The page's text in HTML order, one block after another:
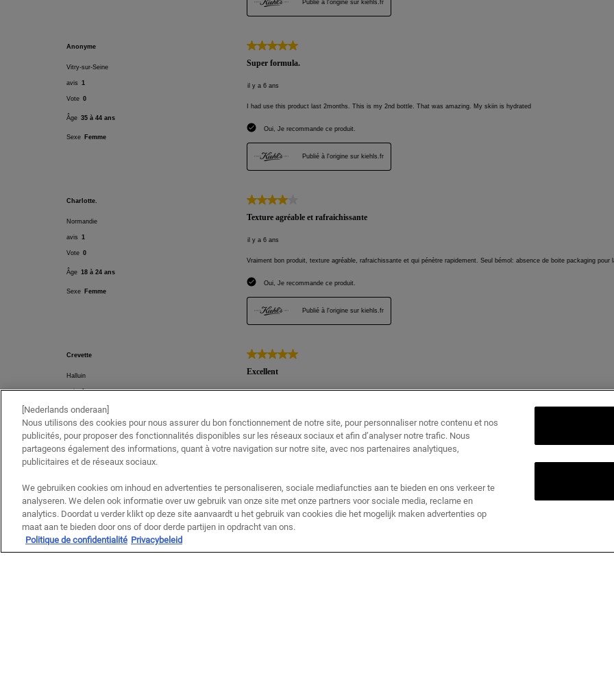
Informations de sécurité KIEHLS + YOU <3
[Nederlands onderaan]
Nous utilisons des cookies pour nous assurer du bon fonctionnement de notre site, pour personnaliser notre contenu et nos
publicités, pour proposer des fonctionnalités disponibles sur les réseaux sociaux et afin d’analyser notre trafic. Nous
partageons également des informations, quant à votre navigation sur notre site, avec nos partenaires analytiques,
publicitaires et de réseaux sociaux.
We gebruiken cookies om inhoud en advertenties te personaliseren, sociale mediafuncties aan te bieden en ons verkeer te
analyseren. We delen ook informatie over uw gebruik van onze site met onze partners voor sociale media, reclame en
analytics. Doordat u verder klikt op deze site aanvaardt u het gebruik van cookies die het mogelijk maken advertenties op
maat aan te bieden door ons of door derde partijen in opdracht van ons.
Politique de confidentialité Privacybeleid